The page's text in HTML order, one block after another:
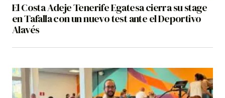
El Costa Adeje Tenerife Egatesa cierra su stage
en Tafalla con un nuevo test ante el Deportivo
Alavés